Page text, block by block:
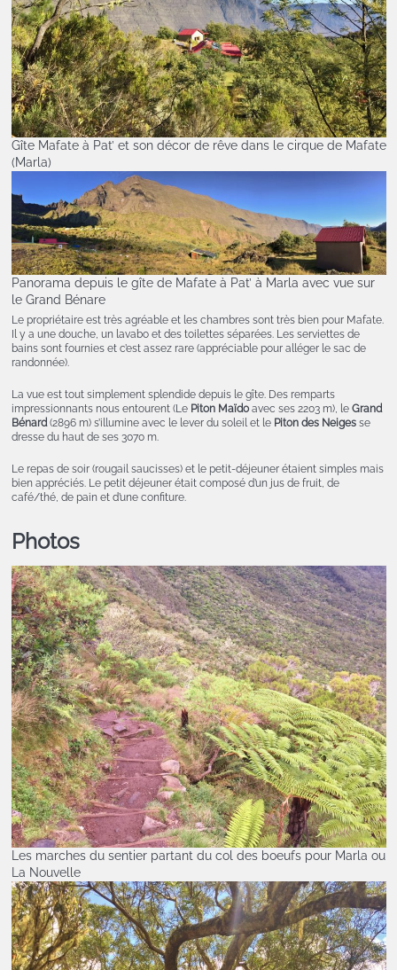
Gîte Mafate à Pat’ et son décor de rêve dans le cirque de Mafate
(Marla)
Panorama depuis le gîte de Mafate à Pat’ à Marla avec vue sur
le Grand Bénare
Le propriétaire est très agréable et les chambres sont très bien pour Mafate.
Il y a une douche, un lavabo et des toilettes séparées. Les serviettes de
bains sont fournies et c’est assez rare (appréciable pour alléger le sac de
randonnée).
La vue est tout simplement splendide depuis le gîte. Des remparts
impressionnants nous entourent (Le Piton Maïdoavec ses 2203 m), le Grand
Bénard(2896 m) s’illumine avec le lever du soleil et le Piton des Neigesse
dresse du haut de ses 3070 m.
Le repas de soir (rougail saucisses) et le petit-déjeuner étaient simples mais
bien appréciés. Le petit déjeuner était composé d’un jus de fruit, de
café/thé, de pain et d’une confiture.
Photos
Les marches du sentier partant du col des boeufs pour Marla ou
La Nouvelle